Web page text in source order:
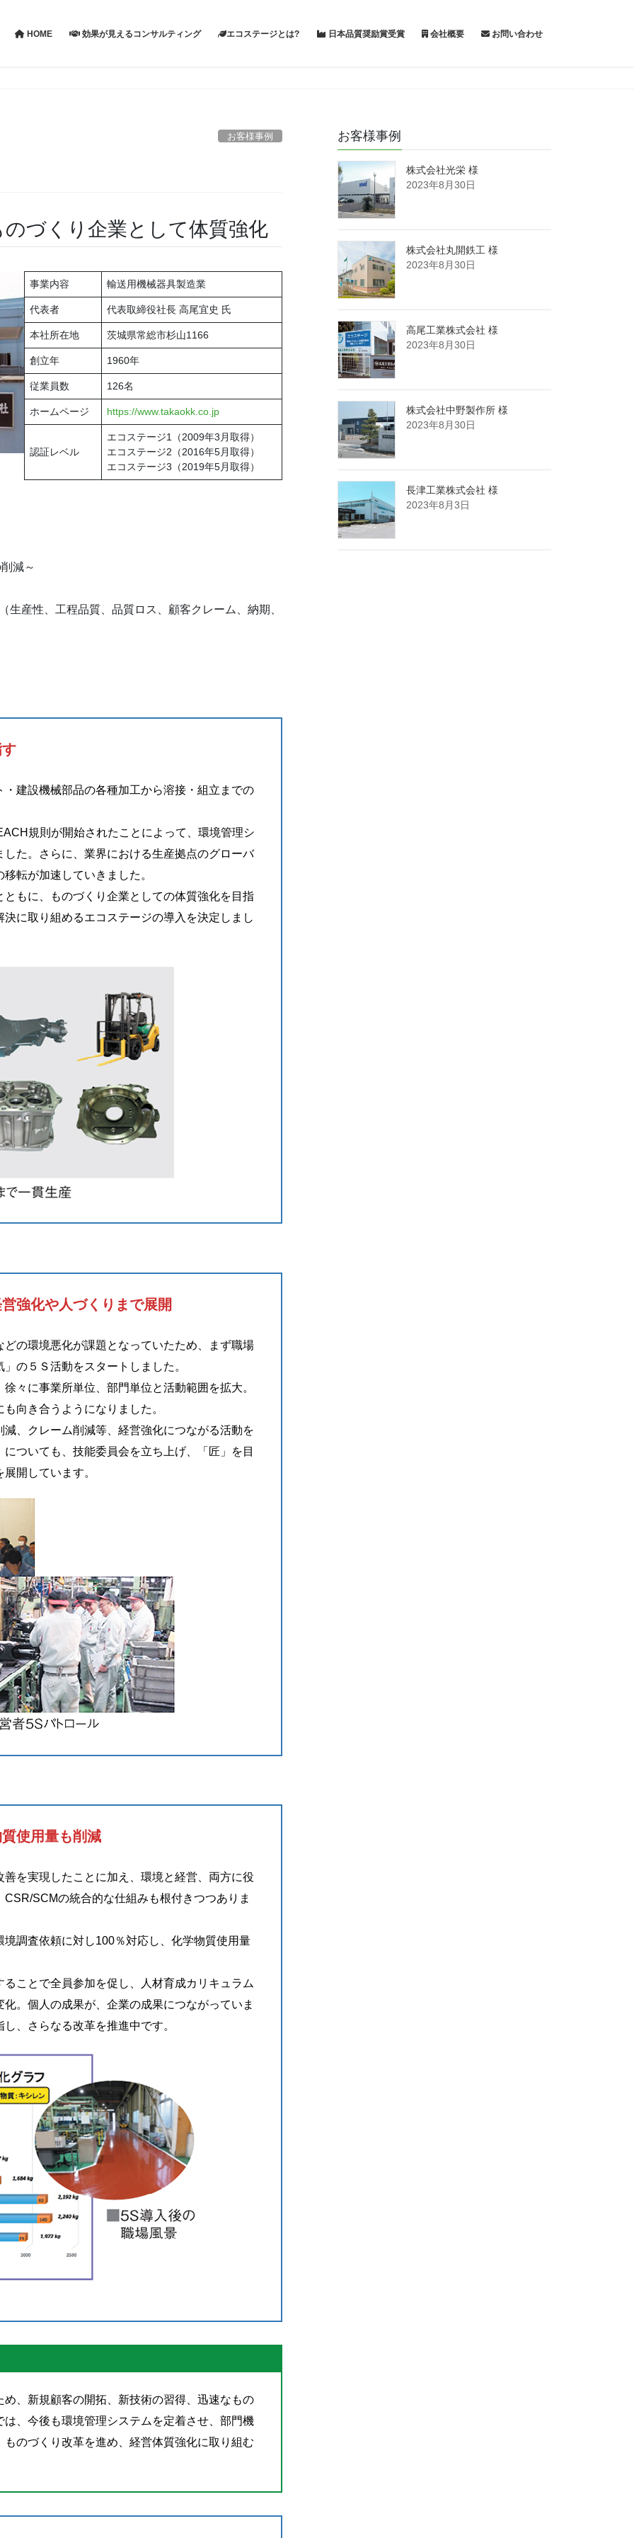
HOME 効果が見えるコンサルティング エコステージとは? 日本品質奨励賞受賞 会社概要 お問い合わせ
お客様事例
づくり企業として体質強化
事業内容 輸送用機械器具製造業
代表者 代表取締役社長 高尾宜史 氏
本社所在地 茨城県常総市杉山1166
創立年 1960年
従業員数 126名
ホームページ https://www.takaokk.co.jp
認証レベル
エコステージ1（2009年3月取得）
エコステージ2（2016年5月取得）
エコステージ3（2019年5月取得）
減～
産性、工程品質、品質ロス、顧客クレーム、納期、
建設機械部品の各種加工から溶接・組立までの
規則が開始されたことによって、環境管理シ
た。さらに、業界における生産拠点のグローバ
転が加速していきました。
もに、ものづくり企業としての体質強化を目指
に取り組めるエコステージの導入を決定しまし
強化や人づくりまで展開
の環境悪化が課題となっていたため、まず職場
の５Ｓ活動をスタートしました。
々に事業所単位、部門単位と活動範囲を拡大。
向き合うようになりました。
、クレーム削減等、経営強化につながる活動を
ついても、技能委員会を立ち上げ、「匠」を目
開しています。
使用量も削減
を実現したことに加え、環境と経営、両方に役
SCMの統合的な仕組みも根付きつつありま
調査依頼に対し100％対応し、化学物質使用量
ことで全員参加を促し、人材育成カリキュラム
。個人の成果が、企業の成果につながっていま
、さらなる改革を推進中です。
、新規顧客の開拓、新技術の習得、迅速なもの
、今後も環境管理システムを定着させ、部門機
のづくり改革を進め、経営体質強化に取り組む
お客様事例
株式会社光栄 様
2023年8月30日
株式会社丸開鉄工 様
2023年8月30日
高尾工業株式会社 様
2023年8月30日
株式会社中野製作所 様
2023年8月30日
長津工業株式会社 様
2023年8月3日